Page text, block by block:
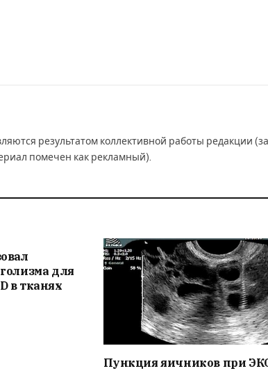
результатом коллективной работы редакции (за
помечен как рекламный).
для
в тканях
Пункция яичников при